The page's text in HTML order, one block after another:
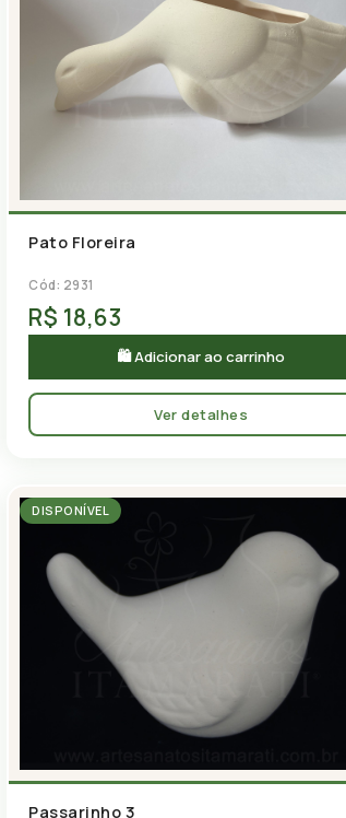
Pato Floreira
Cód: 2931
R$ 18,63
🛍 Adicionar ao carrinho
Ver detalhes
DISPONÍVEL
Passarinho 3